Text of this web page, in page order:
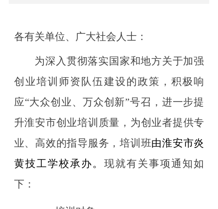
各有关单位、广大社会人士：
为深入贯彻落实国家和地方关于加强
创业培训师资队伍建设的政策，积极响
应“大众创业、万众创新”号召，进一步提
升淮安市创业培训质量，为创业者提供专
业、高效的指导服务，培训班由淮安市炎
黄技工学校承办。 现就有关事项通知如
下：